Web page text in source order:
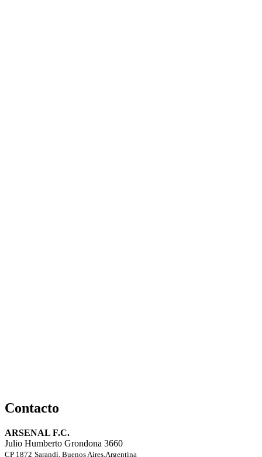
Contacto
ARSENAL F.C.
Julio Humberto Grondona 3660
CP 1872 Sarandí, Buenos Aires,Argentina